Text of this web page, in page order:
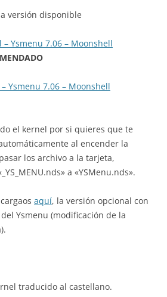
versión disponible
– Ysmenu 7.06 – Moonshell
– Ysmenu 7.06 – Moonshell
el kernel por si quieres que te
al encender la
los archivo a la tarjeta,
a «YSMenu.nds».
aquí, la versión opcional con
Ysmenu (modificación de la
traducido al castellano.